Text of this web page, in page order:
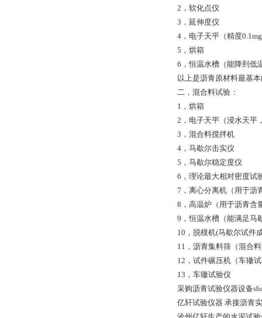
2，软化点仪
3，延伸度仪
4，电子天平（精度
5，烘箱
6，恒温水槽（能降到低
以上是沥青原材料最基
二，混合料试验：
1，烘箱
2，电子天平（浸水天平
3，混合料搅拌机
4，马歇尔击实仪
5，马歇尔稳定度仪
6，理论最大相对密度试
7，离心分离机（用于沥
8，高温炉（用于沥青含
9，恒温水槽（能满足马
10，脱模机(马歇尔试件
11，沥青集料筛（混合
12，试件碾压机（车辙
13，车辙试验仪
采购沥青试验仪器设备
亿轩试验仪器 承接沥青